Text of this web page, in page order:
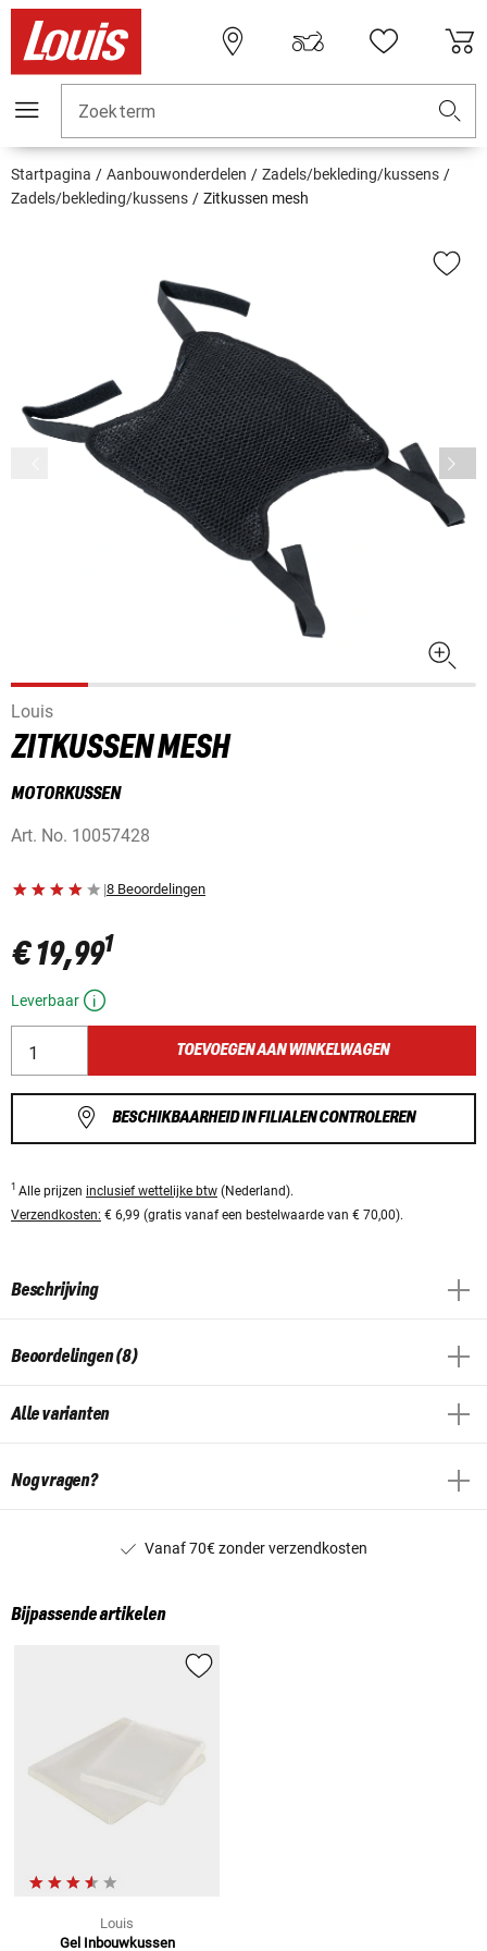
Zoekterm
Startpagina Aanbouwonderdelen
Zadels/bekleding/kussens
Zadels/bekleding/kussens
Zitkussen mesh
Louis
ZITKUSSEN MESH
MOTORKUSSEN
Art. No. 10057428
|8 Beoordelingen
€ 19,991
Leverbaar
TOEVOEGEN AAN WINKELWAGEN
BESCHIKBAARHEID IN FILIALEN CONTROLEREN
1 Alle prijzen inclusief wettelijke btw (Nederland).
Verzendkosten: € 6,99 (gratis vanaf een bestelwaarde van € 70,00).
Beschrijving
Beoordelingen (8)
Alle varianten
Nog vragen?
Vanaf 70€ zonder verzendkosten
Bijpassende artikelen
Louis
Gel Inbouwkussen